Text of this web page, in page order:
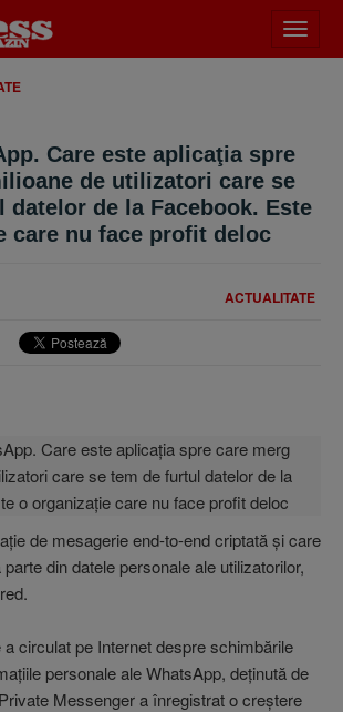
meniu
Care este aplicaţia spre
de utilizatori care se
datelor de la Facebook. Este
care nu face profit deloc
ACTUALITATE
de mesagerie end-to-end criptată şi care
din datele personale ale utilizatorilor,
a circulat pe Internet despre schimbările
personale ale WhatsApp, deţinută de
Messenger a înregistrat o creştere